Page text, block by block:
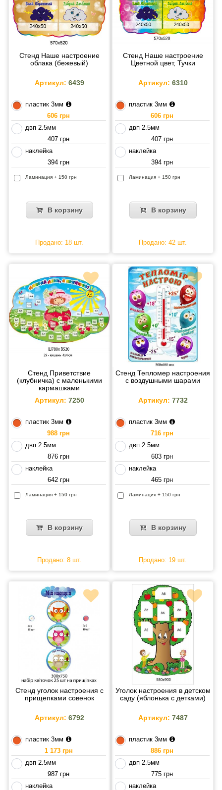
Стенд Наше настроение
облака (бежевый)
Артикул: 6439
пластик 3мм
606 грн
двп 2.5мм
407 грн
наклейка
394 грн
Ламинация + 150 грн
В корзину
Продано: 18 шт.
Стенд Наше настроение
Цветной цвет, Тучки
Артикул: 6310
пластик 3мм
606 грн
двп 2.5мм
407 грн
наклейка
394 грн
Ламинация + 150 грн
В корзину
Продано: 42 шт.
Стенд Приветствие
(клубничка) с маленькими
кармашками
Артикул: 7250
пластик 3мм
988 грн
двп 2.5мм
876 грн
наклейка
642 грн
Ламинация + 150 грн
В корзину
Продано: 8 шт.
Стенд Тепломер настроения
с воздушными шарами
Артикул: 7732
пластик 3мм
716 грн
двп 2.5мм
603 грн
наклейка
465 грн
Ламинация + 150 грн
В корзину
Продано: 19 шт.
Стенд уголок настроения с
прищепками совенок
Артикул: 6792
пластик 3мм
1 173 грн
двп 2.5мм
987 грн
наклейка
Уголок настроения в детском
саду (яблонька с детками)
Артикул: 7487
пластик 3мм
886 грн
двп 2.5мм
775 грн
наклейка